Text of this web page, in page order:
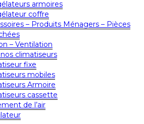
armoires
coffre
– Produits Ménagers – Pièces
– Ventilation
climatiseurs
fixe
mobiles
Armoire
cassette
de l’air